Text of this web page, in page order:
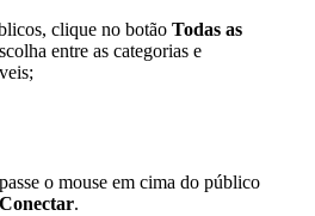
clique no botão Todas as
entre as categorias e
o mouse em cima do público
Conectar.